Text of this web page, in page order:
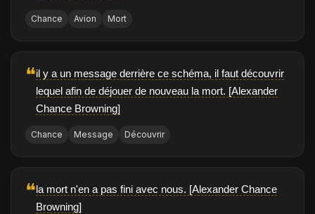
Chance Avion Mort
❝il y a un message derrière ce schéma, il faut découvrir
lequel afin de déjouer de nouveau la mort. [Alexander
Chance Browning]
Chance Message Découvrir
❝la mort n'en a pas fini avec nous. [Alexander Chance
Browning]